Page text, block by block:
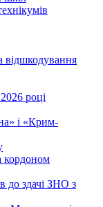
році
і «Крим-
кордоном
до здачі ЗНО з